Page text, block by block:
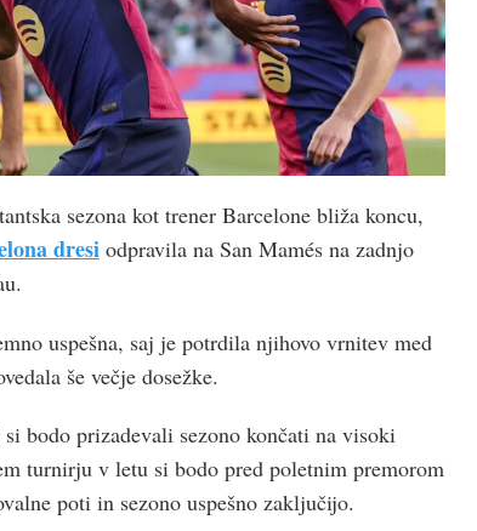
sezona kot trener Barcelone bliža koncu,
dresiodpravila na San Mamés na zadnjo
uspešna, saj je potrdila njihovo vrnitev med
še večje dosežke.
bodo prizadevali sezono končati na visoki
turnirju v letu si bodo pred poletnim premorom
poti in sezono uspešno zaključijo.